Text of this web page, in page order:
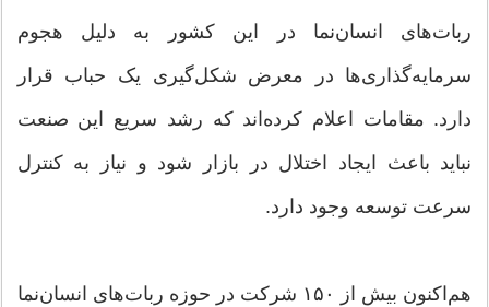
ربات‌های انسان‌نما در این کشور به دلیل هجوم
سرمایه‌گذاری‌ها در معرض شکل‌گیری یک حباب قرار
دارد. مقامات اعلام کرده‌اند که رشد سریع این صنعت
نباید باعث ایجاد اختلال در بازار شود و نیاز به کنترل
سرعت توسعه وجود دارد.
هم‌اکنون بیش از ۱۵۰ شرکت در حوزه ربات‌های انسان‌نما